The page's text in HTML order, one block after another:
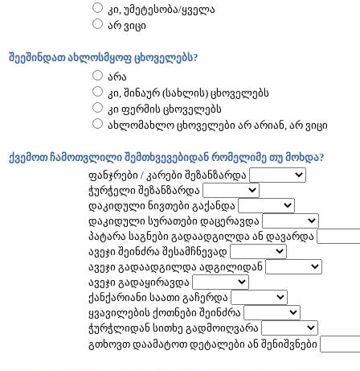
კი, უმეტესობა/ყველა
არ ვიცი
შეეშინდათ ახლოსმყოფ ცხოველებს?
არა
კი, შინაურ (სახლის) ცხოველებს
კი ფერმის ცხოველებს
ახლომახლო ცხოველები არ არიან, არ ვიცი
ქვემოთ ჩამოთვლილი შემთხვევებიდან რომელიმე თუ მოხდა?
ფანჯრები / კარები შეზანზარდა
ჭურჭელი შეზანზარდა
დაკიდული ნივთები გაქანდა
დაკიდული სურათები დაცერავდა
პატარა საგნები გადაადგილდა ან დავარდა
ავეჯი შეინძრა შესამჩნევად
ავეჯი გადაადგილდა ადგილიდან
ავეჯი გადაყირავდა
ქანქარიანი საათი გაჩერდა
ყვავილების ქოთნები შეინძრა
ჭურჭლიდან სითხე გადმოიღვარა
გთხოვთ დაამატოთ დეტალები ან შენიშვნები